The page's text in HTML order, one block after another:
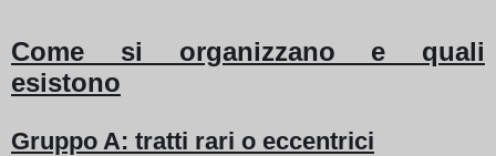
Come si organizzano e quali
esistono
Gruppo A: tratti rari o eccentrici